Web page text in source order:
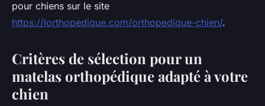
pour chiens sur le site
https://lorthopedique.com/orthopedique-chien/.
Critères de sélection pour un
matelas orthopédique adapté à votre
chien